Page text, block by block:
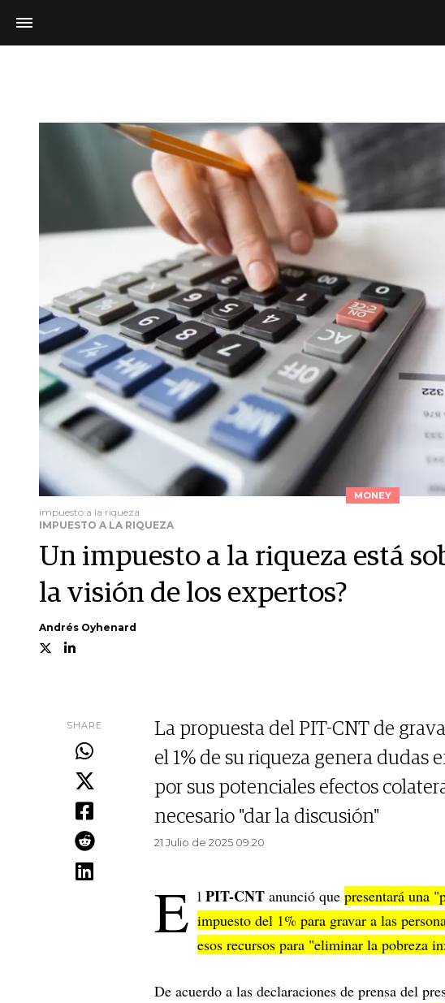
MONEY
impuesto a la riqueza
IMPUESTO A LA RIQUEZA
Un impuesto a la riqueza está
la visión de los expertos?
Andrés Oyhenard
SHARE
La propuesta del PIT-CNT de
el 1% de su riqueza genera dudas
por sus potenciales efectos
necesario "dar la discusión"
21 Julio de 2025 09.20
E l PIT-CNT anunció que presentará una
impuesto del 1% para gravar a las
esos recursos para "eliminar la pobreza
De acuerdo a las declaraciones de prensa del